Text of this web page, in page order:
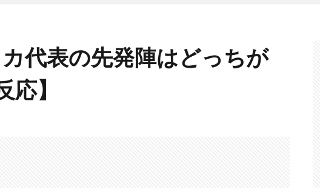
代表の先発陣はどっちが
】